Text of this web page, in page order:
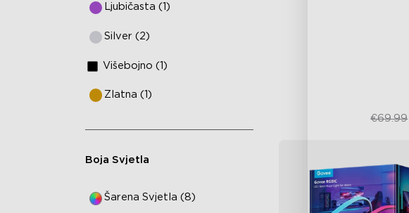
Ljubičasta (1)
Silver (2)
Višebojno (1)
Zlatna (1)
Boja Svjetla
Šarena Svjetla (8)
€48.98€69.99